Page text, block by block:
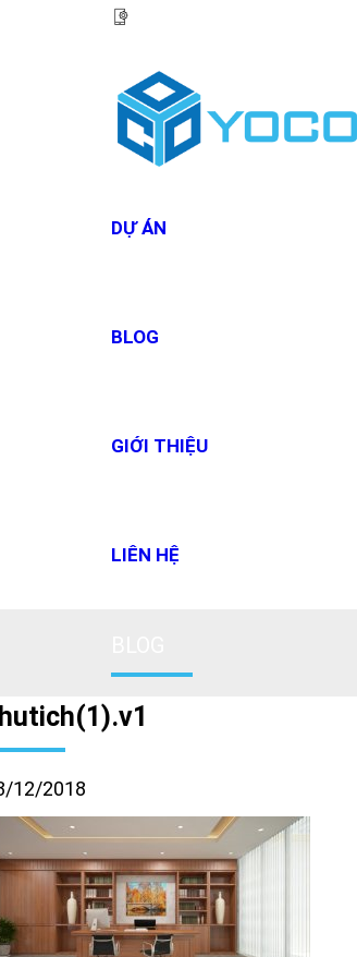
DỰ ÁN
BLOG
GIỚI THIỆU
LIÊN HỆ
12/2018